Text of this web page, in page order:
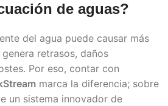
de aguas?
del agua puede causar más
retrasos, daños
Por eso, contar con
marca la diferencia; sobre
un sistema innovador de